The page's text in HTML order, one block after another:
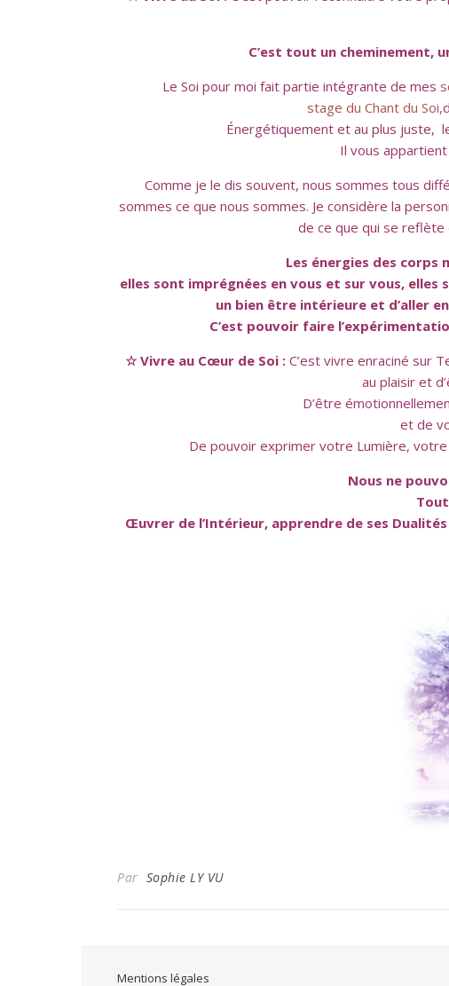
C’est tout un cheminement,
Le Soi pour moi fait partie intégrante de mes
stage du Chant du Soi,
Énergétiquement et au plus juste,
Il vous
Comme je le dis souvent, nous sommes tous
sommes ce que nous sommes. Je considère la
de ce que qui se
Les énergies des corps
elles sont imprégnées en vous et sur vous,
un bien être intérieure et d’aller
C’est pouvoir faire
☆ Vivre au Cœur de Soi : C’est vivre enraciné sur
au plaisir et
D’être
et de
De pouvoir exprimer votre Lumière,
Nous ne
Œuvrer de l’Intérieur, apprendre de ses
Par Sophie LY VU
Mentions légales